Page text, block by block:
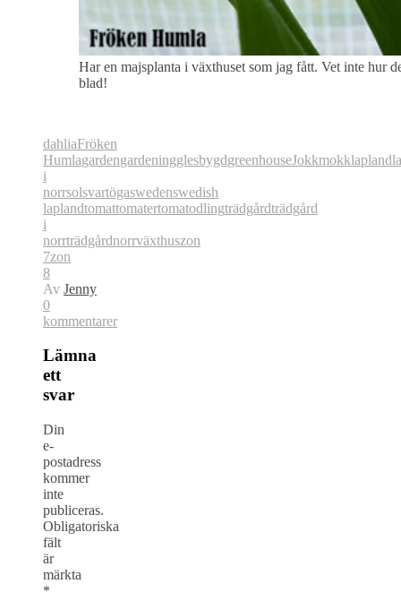
Har en majsplanta i växthuset som jag fått. Vet inte hur
blad!
dahliaFröken
HumlagardengardeningglesbygdgreenhouseJokkmokklapland
i
norrsolsvartögaswedenswedish
laplandtomattomatertomatodlingträdgårdträdgård
i
norrträdgårdnorrväxthuszon
7zon
8
Av Jenny
0
kommentarer
Lämna
ett
svar
Din
e-
postadress
kommer
inte
publiceras.
Obligatoriska
fält
är
märkta
*